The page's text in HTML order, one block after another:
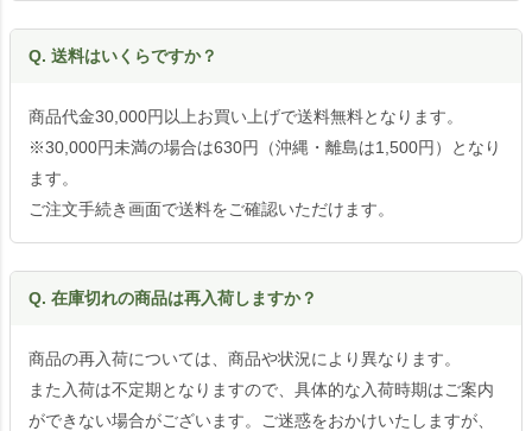
Q. 送料はいくらですか？
商品代金30,000円以上お買い上げで送料無料となります。
※30,000円未満の場合は630円（沖縄・離島は1,500円）となり
ます。
ご注文手続き画面で送料をご確認いただけます。
Q. 在庫切れの商品は再入荷しますか？
商品の再入荷については、商品や状況により異なります。
また入荷は不定期となりますので、具体的な入荷時期はご案内
ができない場合がございます。ご迷惑をおかけいたしますが、